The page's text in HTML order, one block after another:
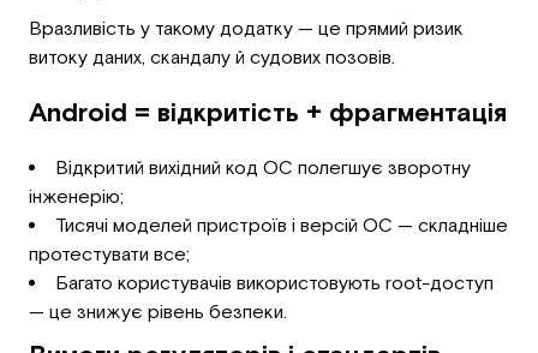
Вразливість у такому додатку — це прямий ризик
витоку даних, скандалу й судових позовів.
Android = відкритість + фрагментація
Відкритий вихідний код ОС полегшує зворотну
інженерію;
Тисячі моделей пристроїв і версій ОС — складніше
протестувати все;
Багато користувачів використовують root-доступ
— це знижує рівень безпеки.